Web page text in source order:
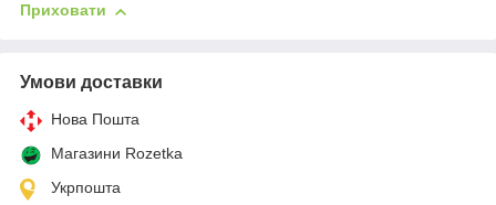
Приховати
Умови доставки
Нова Пошта
Магазини Rozetka
Укрпошта